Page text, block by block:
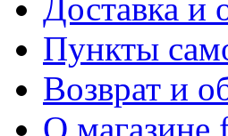
Доставка и
Пункты
Возврат и